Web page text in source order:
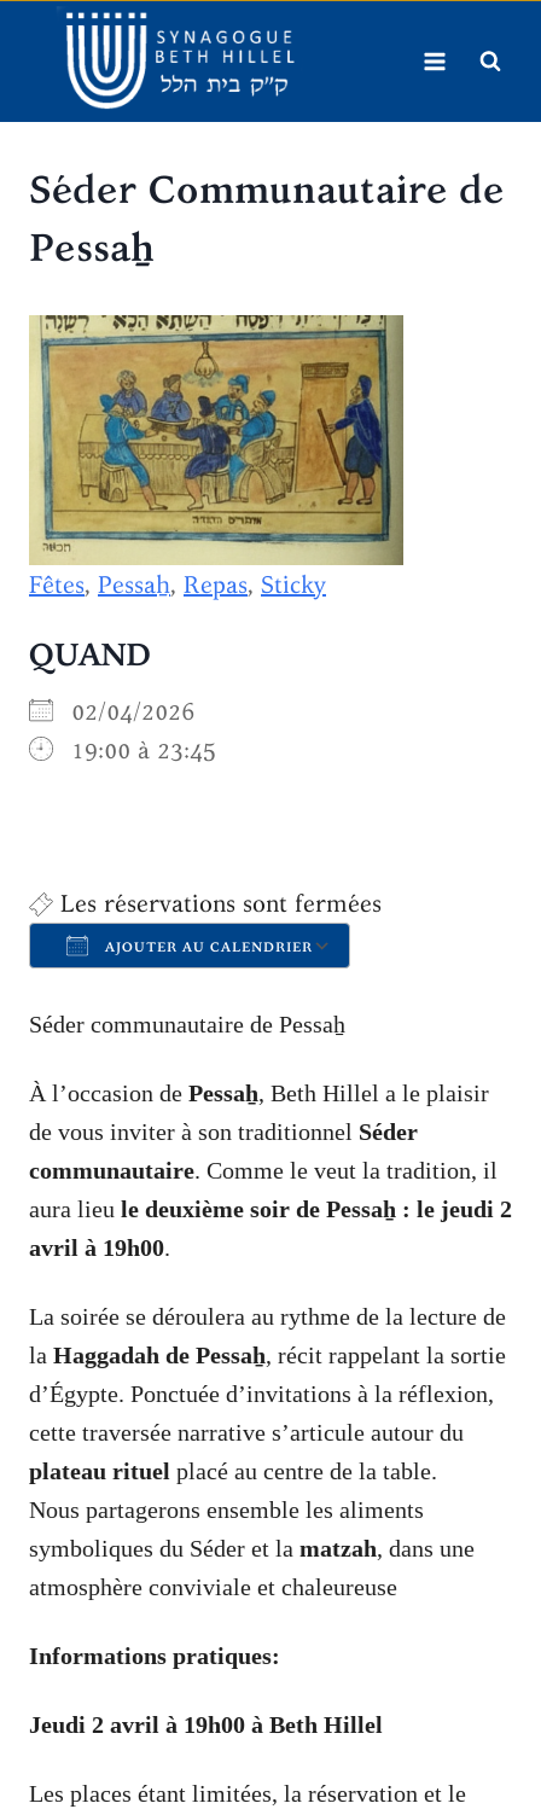
contenu
Séder Communautaire de
Pessaẖ
Fêtes, Pessaẖ, Repas, Sticky
QUAND
02/04/2026
19:00 à 23:45
Les réservations sont fermées
AJOUTER AU CALENDRIER
Télécharger ICS
Séder communautaire de Pessaẖ
À l’occasion de Pessaẖ, Beth Hillel a le plaisir
de vous inviter à son traditionnel Séder
communautaire. Comme le veut la tradition, il
aura lieu le deuxième soir de Pessaẖ : le jeudi 2
avril à 19h00.
La soirée se déroulera au rythme de la lecture de
la Haggadah de Pessaẖ, récit rappelant la sortie
d’Égypte. Ponctuée d’invitations à la réflexion,
cette traversée narrative s’articule autour du
plateau rituel placé au centre de la table.
Nous partagerons ensemble les aliments
symboliques du Séder et la matzah, dans une
atmosphère conviviale et chaleureuse
Informations pratiques:
Jeudi 2 avril à 19h00 à Beth Hillel
Les places étant limitées, la réservation et le